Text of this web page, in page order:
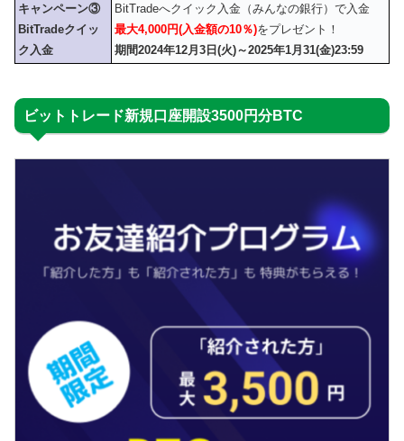
キャンペーン③
BitTradeクイッ
ク入金
BitTradeへクイック入金（みんなの銀行）で入金
最大4,000円(入金額の10％)をプレゼント！
期間2024年12月3日(火)～2025年1月31(金)23:59
ビットトレード新規口座開設3500円分BTC